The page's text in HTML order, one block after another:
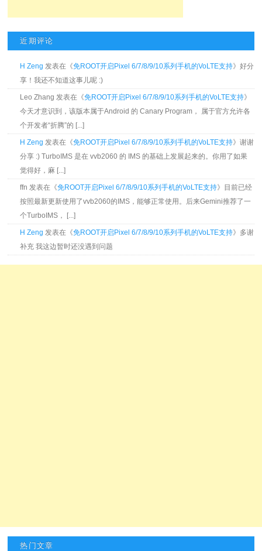
近期评论
H Zeng 发表在《免ROOT开启Pixel 6/7/8/9/10系列手机的VoLTE支持》好分
享！我还不知道这事儿呢 :)
Leo Zhang 发表在《免ROOT开启Pixel 6/7/8/9/10系列手机的VoLTE支持》
今天才意识到，该版本属于Android 的 Canary Program， 属于官方允许各
个开发者“折腾”的 [...]
H Zeng 发表在《免ROOT开启Pixel 6/7/8/9/10系列手机的VoLTE支持》谢谢
分享 :) TurboIMS 是在 vvb2060 的 IMS 的基础上发展起来的。你用了如果
觉得好，麻 [...]
ffn 发表在《免ROOT开启Pixel 6/7/8/9/10系列手机的VoLTE支持》目前已经
按照最新更新使用了vvb2060的IMS，能够正常使用。后来Gemini推荐了一
个TurboIMS， [...]
H Zeng 发表在《免ROOT开启Pixel 6/7/8/9/10系列手机的VoLTE支持》多谢
补充 我这边暂时还没遇到问题
热门文章